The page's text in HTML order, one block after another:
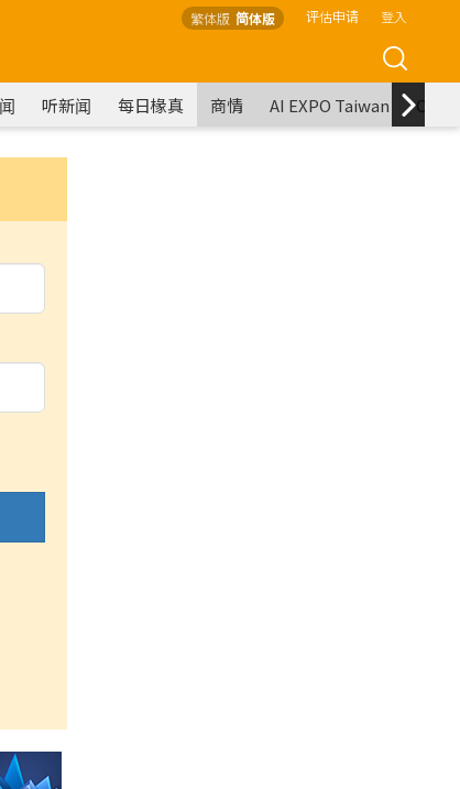
繁体版 简体版 评估申请 登入
听新闻 每日椽真 商情 AI EXPO Taiwan